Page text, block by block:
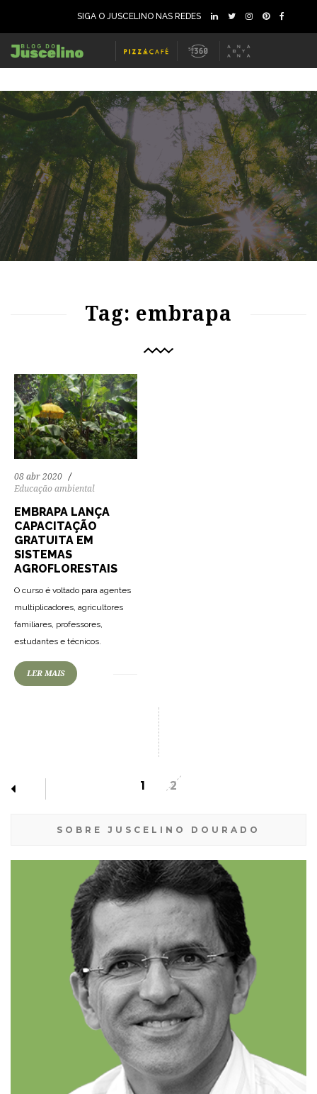
SIGA O JUSCELINO NAS REDES
Tag: embrapa
08 abr 2020
Educação ambiental
EMBRAPA LANÇA
CAPACITAÇÃO
GRATUITA EM
SISTEMAS
AGROFLORESTAIS
O curso é voltado para agentes
multiplicadores, agricultores
familiares, professores,
estudantes e técnicos.
LER MAIS
1 2
SOBRE JUSCELINO DOURADO